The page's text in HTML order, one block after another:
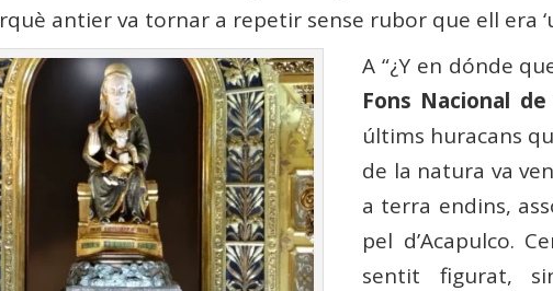
antier va tornar a repetir sense rubor que ell era
A “¿Y en dónde
Fons Nacional
últims huracans
de la natura va
a terra endins,
pel d’Acapulco.
sentit figurat,